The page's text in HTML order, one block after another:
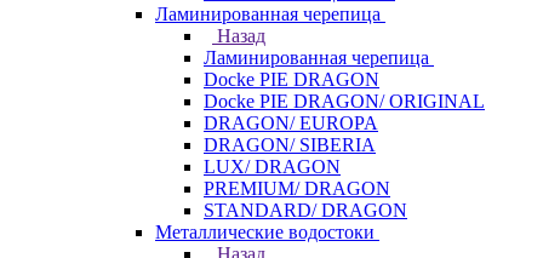
Ламинированная черепица
Назад
Ламинированная черепица
Docke PIE DRAGON
Docke PIE DRAGON/ ORIGINAL
DRAGON/ EUROPA
DRAGON/ SIBERIA
LUX/ DRAGON
PREMIUM/ DRAGON
STANDARD/ DRAGON
Металлические водостоки
Назад